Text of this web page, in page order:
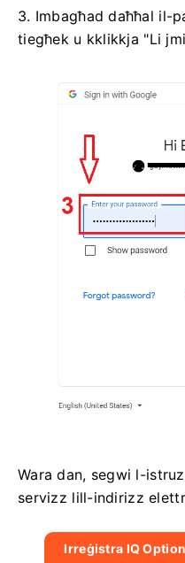
3. Imbagħad daħħal il-
tiegħek u kklikkja "Li
Wara dan, segwi l-
servizz lill-indirizz
Irreġistra IQ